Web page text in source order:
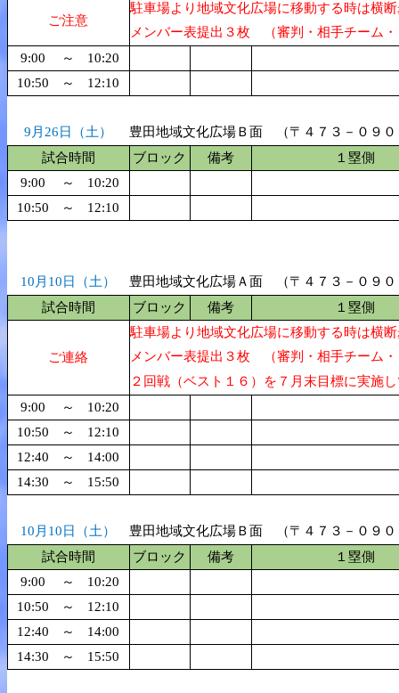
ご注意
駐車場より地域文化広場に移動する時は横
メンバー表提出３枚 （審判・相手チーム
9:00
～
10:20
10:50
～ 12:10
9月26日（土）
豊田地域文化広場Ｂ面 （〒４７３－０
試合時間
ブロック 備考
１塁側
9:00
～
10:20
10:50
～ 12:10
10月10日（土）
豊田地域文化広場Ａ面 （〒４７３－０
試合時間
ブロック 備考 １塁側
ご連絡
駐車場より地域文化広場に移動する時は横
メンバー表提出３枚 （審判・相手チーム
２回戦（ベスト１６）を７月末目標に実施
9:00
～
10:20
10:50
～
12:10
12:40
～
14:00
14:30
～ 15:50
10月10日（土）
豊田地域文化広場Ｂ面 （〒４７３－０
試合時間
ブロック 備考
１塁側
9:00
～
10:20
10:50
～
12:10
12:40
～
14:00
14:30
～ 15:50